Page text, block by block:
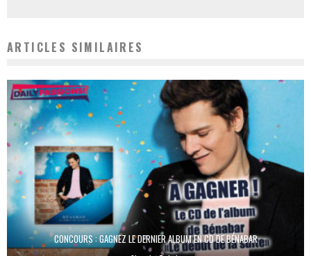
ARTICLES SIMILAIRES
CONCOURS : GAGNEZ LE DERNIER ALBUM EN CD DE BÉNABAR